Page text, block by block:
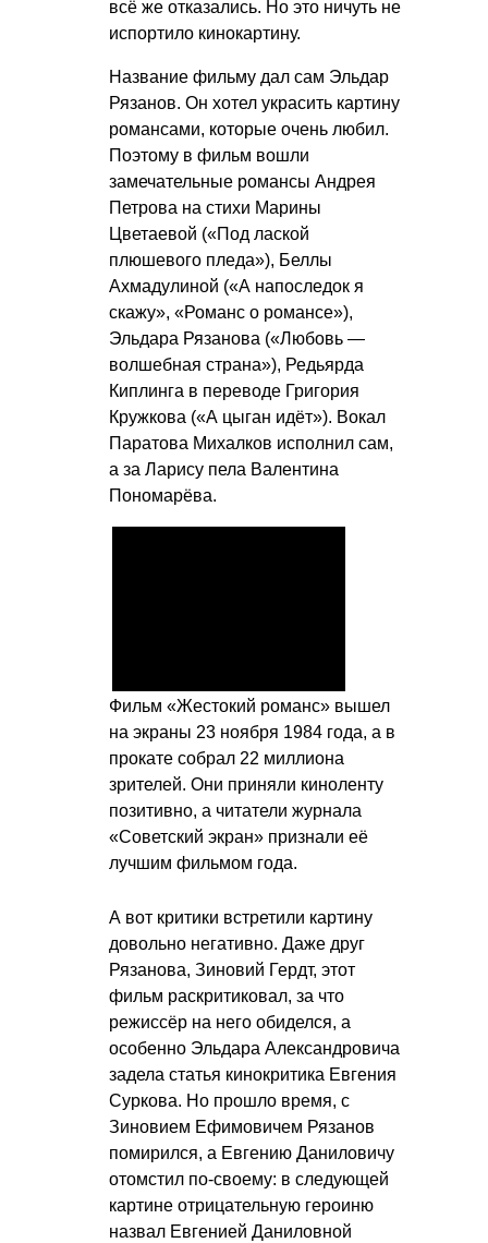
всё же отказались. Но это ничуть не
испортило кинокартину.
Название фильму дал сам Эльдар
Рязанов. Он хотел украсить картину
романсами, которые очень любил.
Поэтому в фильм вошли
замечательные романсы Андрея
Петрова на стихи Марины
Цветаевой («Под лаской
плюшевого пледа»), Беллы
Ахмадулиной («А напоследок я
скажу», «Романс о романсе»),
Эльдара Рязанова («Любовь —
волшебная страна»), Редьярда
Киплинга в переводе Григория
Кружкова («А цыган идёт»). Вокал
Паратова Михалков исполнил сам,
а за Ларису пела Валентина
Пономарёва.
Фильм «Жестокий романс» вышел
на экраны 23 ноября 1984 года, а в
прокате собрал 22 миллиона
зрителей. Они приняли киноленту
позитивно, а читатели журнала
«Советский экран» признали её
лучшим фильмом года.
А вот критики встретили картину
довольно негативно. Даже друг
Рязанова, Зиновий Гердт, этот
фильм раскритиковал, за что
режиссёр на него обиделся, а
особенно Эльдара Александровича
задела статья кинокритика Евгения
Суркова. Но прошло время, с
Зиновием Ефимовичем Рязанов
помирился, а Евгению Даниловичу
отомстил по-своему: в следующей
картине отрицательную героиню
назвал Евгенией Даниловной